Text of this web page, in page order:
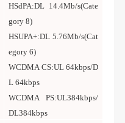
HSdPA:DL 14.4Mb/s(Cate
gory 8)
HSUPA+:DL 5.76Mb/s(Cat
egory 6)
WCDMA CS:UL 64kbps/D
L 64kbps
WCDMA PS:UL384kbps/
DL384kbps